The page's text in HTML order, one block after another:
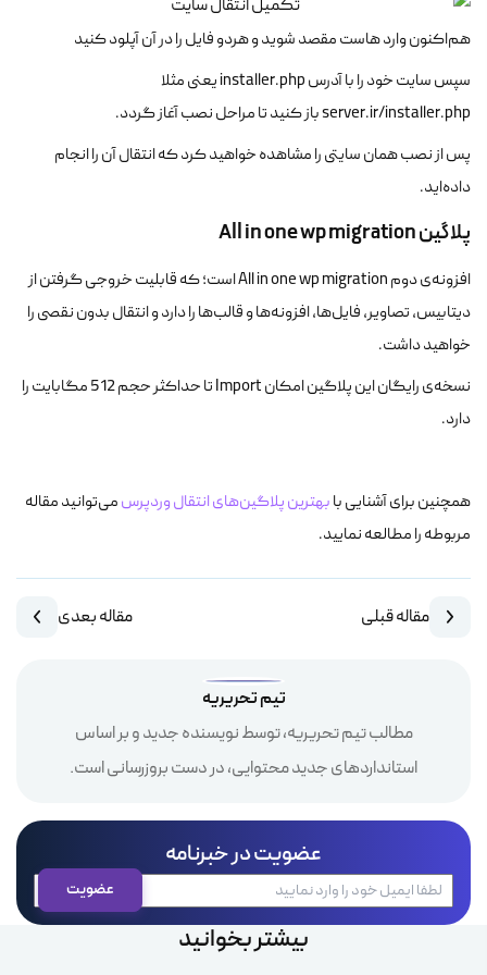
هم‌اکنون وارد هاست مقصد شوید و هردو فایل را در آن آپلود کنید
سپس سایت خود را با آدرس installer.php یعنی مثلا
server.ir/installer.php باز کنید تا مراحل نصب آغاز گردد.
پس از نصب همان سایتی را مشاهده خواهید کرد که انتقال آن را انجام
داده‌اید.
پلاگینAll in one wp migration
افزونه‌ی دوم All in one wp migration است؛ که قابلیت خروجی گرفتن از
دیتابیس، تصاویر، فایل‌ها، افزونه‌ها و قالب‌ها را دارد و انتقال بدون نقصی را
خواهید داشت.
نسخه‌ی رایگان این پلاگین امکان Import تا حداکثر حجم 512 مگابایت را
دارد.
همچنین برای آشنایی بابهترین پلاگین‌های انتقال وردپرسمی‌توانید مقاله
مربوطه را مطالعه نمایید.
مقاله قبلی مقاله بعدی
تیم تحریریه
مطالب تیم تحریریه، توسط نویسنده جدید و بر اساس
استانداردهای جدید محتوایی، در دست بروزرسانی است.
عضویت در خبرنامه
بیشتر بخوانید